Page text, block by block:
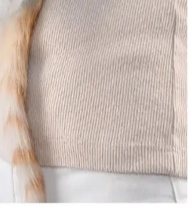
Yavru Kedi Mamaları:
ve gelişimi için somon içeriği
kedi mamalarını tercih edin.
yüksek içeriklerle kedinizin yaşam
Güvenli ve Konforlu
kedilerin güvenli ve konforlu taşınması
geçirgen malzemelerle tasarlanmış
ve veteriner ziyaretlerinde